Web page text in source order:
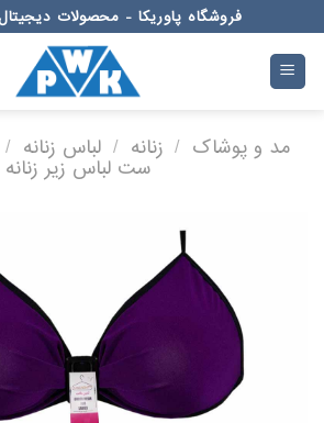
to
content
فروشگاه پاوریکا - محصولات
مد و پوشاک / زنانه / لباس زنانه /
ست لباس زیر زنانه